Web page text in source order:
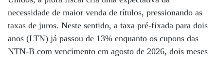
necessidade de maior venda de títulos, pressionando as
taxas de juros. Neste sentido, a taxa pré-fixada para dois
anos (LTN) já passou de 13% enquanto os cupons das
NTN-B com vencimento em agosto de 2026, dois meses